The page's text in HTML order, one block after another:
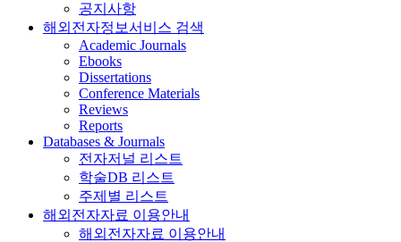
공지사항
해외전자정보서비스 검색
Academic Journals
Ebooks
Dissertations
Conference Materials
Reviews
Reports
Databases & Journals
전자저널 리스트
학술DB 리스트
주제별 리스트
해외전자자료 이용안내
해외전자자료 이용안내